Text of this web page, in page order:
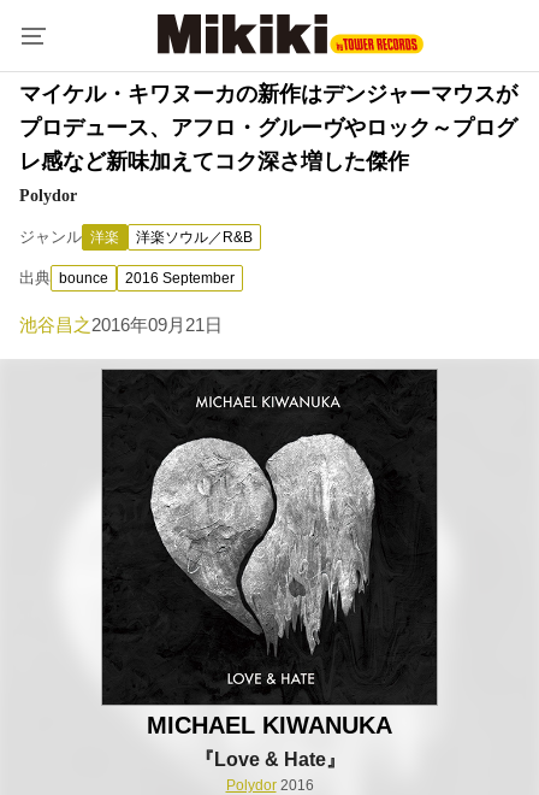
マイケル・キワヌーカの新作はデンジャーマウスが
プロデュース、アフロ・グルーヴやロック～プログ
レ感など新味加えてコク深さ増した傑作
Polydor
ジャンル 洋楽 洋楽ソウル／R&B
出典 bounce 2016 September
池谷昌之2016年09月21日
MICHAEL KIWANUKA
『Love & Hate』
Polydor2016